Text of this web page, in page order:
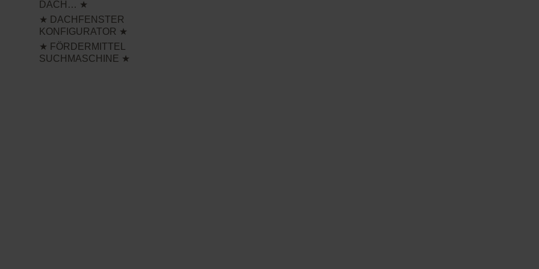
DACH… ★
★ DACHFENSTER
KONFIGURATOR ★
★ FÖRDERMITTEL
SUCHMASCHINE ★